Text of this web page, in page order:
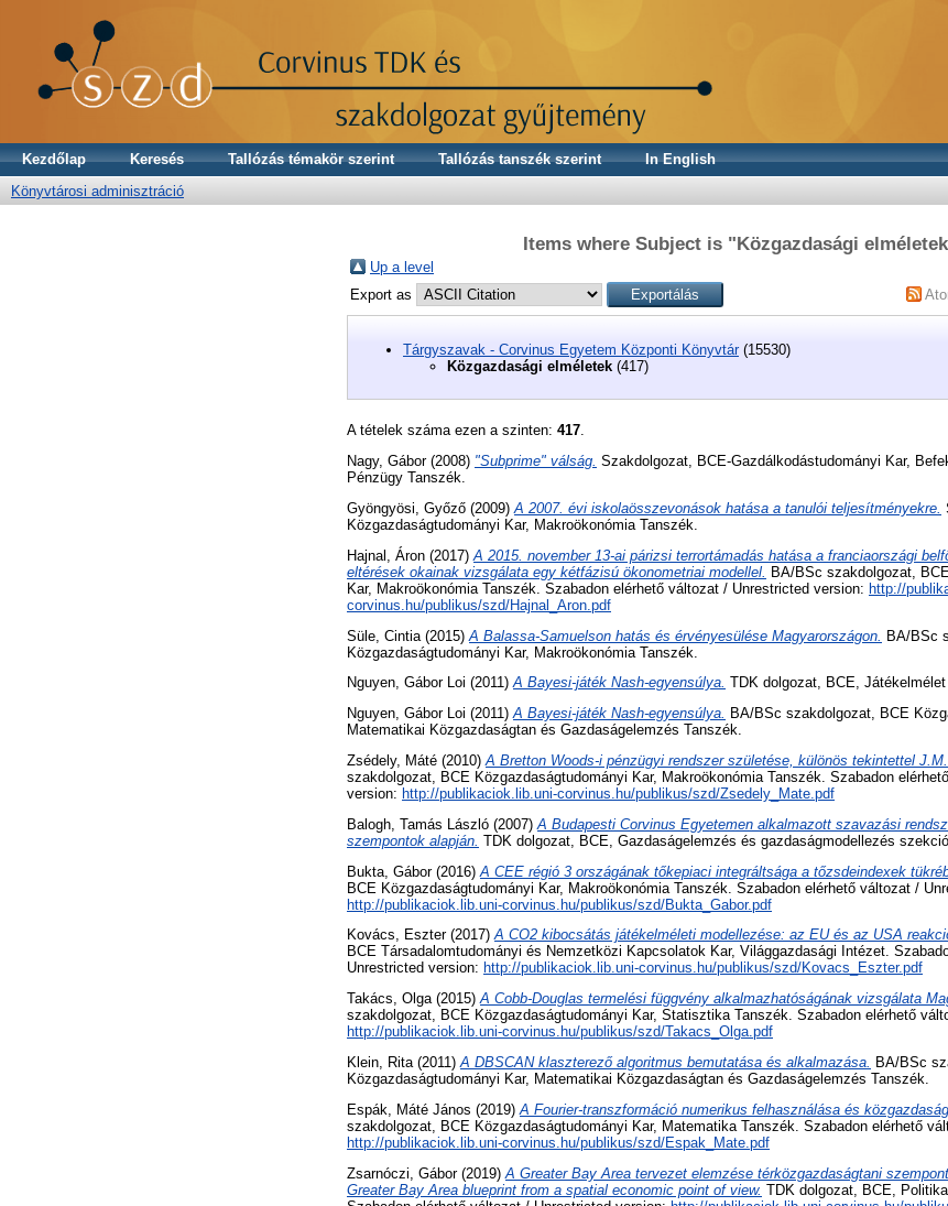
Kezdőlap Keresés Tallózás témakör szerint Tallózás tanszék szerint
In English
Könyvtárosi adminisztráció
Items where Subject is "Közgazdasági
Up a level
Export as
Tárgyszavak - Corvinus Egyetem Központi Könyvtár(15530)
Közgazdasági elméletek (417)
A tételek száma ezen a szinten: 417.
Nagy, Gábor(2008) "Subprime" válság. Szakdolgozat, BCE-Gazdálkodástudományi Kar,
Pénzügy Tanszék.
Gyöngyösi, Győző (2009) A 2007. évi iskolaösszevonások hatása a tanulói teljesítményekre.
Közgazdaságtudományi Kar, Makroökonómia Tanszék.
Hajnal, Áron (2017) A 2015. november 13-ai párizsi terrortámadás hatása a franciaországi
eltérések okainak vizsgálata egy kétfázisú ökonometriai modellel.
BA/BSc szakdolgozat,
Kar, Makroökonómia Tanszék. Szabadon elérhető változat / Unrestricted version: http://
corvinus.hu/publikus/szd/Hajnal_Aron.pdf
Süle, Cintia (2015) A Balassa-Samuelson hatás és érvényesülése Magyarországon. BA/BSc
Közgazdaságtudományi Kar, Makroökonómia Tanszék.
Nguyen, Gábor Loi (2011)A Bayesi-játék Nash-egyensúlya. TDK dolgozat, BCE,
Nguyen, Gábor Loi (2011)A Bayesi-játék Nash-egyensúlya. BA/BSc szakdolgozat, BCE
Matematikai Közgazdaságtan és Gazdaságelemzés Tanszék.
Zsédely, Máté (2010) A Bretton Woods-i pénzügyi rendszer születése, különös tekintettel
szakdolgozat, BCE Közgazdaságtudományi Kar, Makroökonómia Tanszék. Szabadon
version: http://publikaciok.lib.uni-corvinus.hu/publikus/szd/Zsedely_Mate.pdf
Balogh, Tamás László (2007) A Budapesti Corvinus Egyetemen alkalmazott szavazási
szempontok alapján. TDK dolgozat, BCE, Gazdaságelemzés és gazdaságmodellezés szekció.
Bukta, Gábor(2016) A CEE régió 3 országának tőkepiaci integráltsága a tőzsdeindexek
BCE Közgazdaságtudományi Kar, Makroökonómia Tanszék. Szabadon elérhető változat /
http://publikaciok.lib.uni-corvinus.hu/publikus/szd/Bukta_Gabor.pdf
Kovács, Eszter(2017)A CO2 kibocsátás játékelméleti modellezése: az EU és az USA
BCE Társadalomtudományi és Nemzetközi Kapcsolatok Kar, Világgazdasági Intézet.
Unrestricted version: http://publikaciok.lib.uni-corvinus.hu/publikus/szd/Kovacs_Eszter.pdf
Takács, Olga(2015)A Cobb-Douglas termelési függvény alkalmazhatóságának vizsgálata
szakdolgozat, BCE Közgazdaságtudományi Kar, Statisztika Tanszék. Szabadon elérhető
http://publikaciok.lib.uni-corvinus.hu/publikus/szd/Takacs_Olga.pdf
Klein, Rita (2011) A DBSCAN klaszterező algoritmus bemutatása és alkalmazása.
BA/BSc
Közgazdaságtudományi Kar, Matematikai Közgazdaságtan és Gazdaságelemzés Tanszék.
Espák, Máté János (2019) A Fourier-transzformáció numerikus felhasználása és
szakdolgozat, BCE Közgazdaságtudományi Kar, Matematika Tanszék. Szabadon elérhető
http://publikaciok.lib.uni-corvinus.hu/publikus/szd/Espak_Mate.pdf
Zsarnóczi, Gábor(2019) A Greater Bay Area tervezet elemzése térközgazdaságtani
Greater Bay Area blueprint from a spatial economic point of view. TDK dolgozat, BCE,